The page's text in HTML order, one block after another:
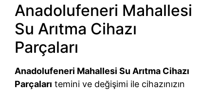
Anadolufeneri Mahallesi
Su Arıtma Cihazı
Parçaları
Anadolufeneri Mahallesi Su Arıtma Cihazı
Parçaları temini ve değişimi ile cihazınızın